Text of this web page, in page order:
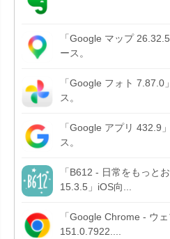
「Google マップ
ース。
「Google フォト
ス。
「Google アプリ 432.9
ス。
「B612 - 日常をもっと
15.3.5」iOS向...
「Google Chrome - ウ
151.0.7922....